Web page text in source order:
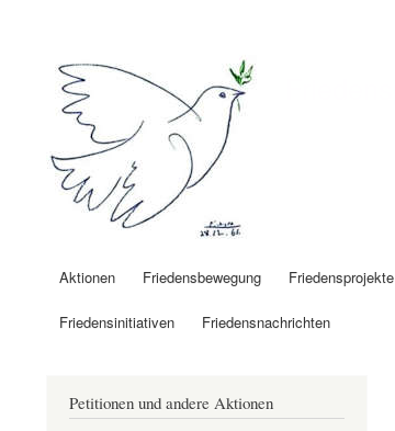
Hauptnavigation
Aktionen Friedensbewegung Friedensprojekte
Friedensinitiativen Friedensnachrichten
Petitionen und andere Aktionen